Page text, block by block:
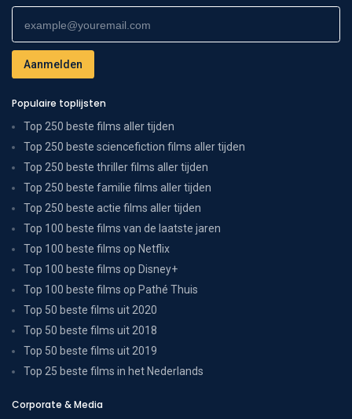
Populaire toplijsten
Top 250 beste films aller tijden
Top 250 beste sciencefiction films aller tijden
Top 250 beste thriller films aller tijden
Top 250 beste familie films aller tijden
Top 250 beste actie films aller tijden
Top 100 beste films van de laatste jaren
Top 100 beste films op Netflix
Top 100 beste films op Disney+
Top 100 beste films op Pathé Thuis
Top 50 beste films uit 2020
Top 50 beste films uit 2018
Top 50 beste films uit 2019
Top 25 beste films in het Nederlands
Corporate & Media